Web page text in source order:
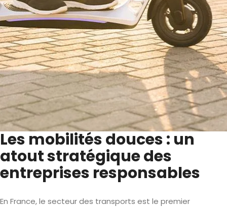
Les mobilités douces : un
atout stratégique des
entreprises responsables
En France, le secteur des transports est le premier